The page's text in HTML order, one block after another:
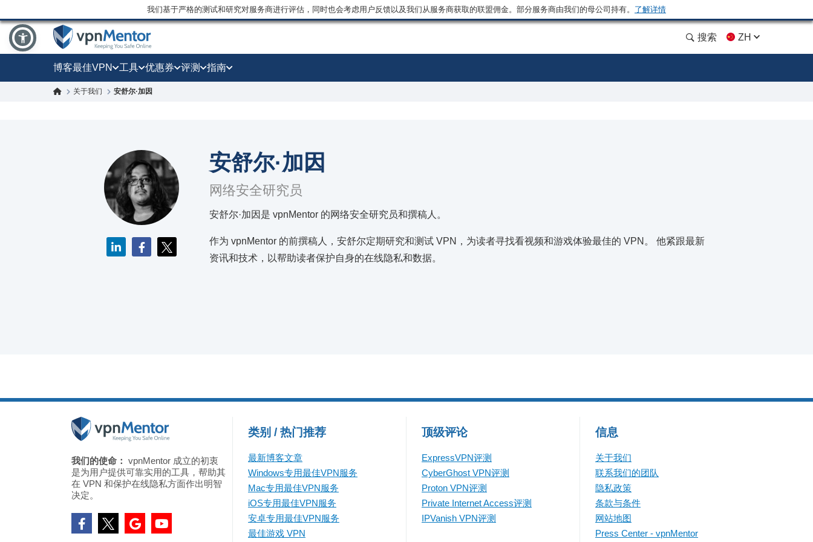
我们基于严格的测试和研究对服务商进行评估，同时也会考虑用户反馈以及我们从服务商获取的联盟佣金。部分服务商由我们的母公司持有。 了解详情
搜索 ZH
博客最佳VPN 工具 优惠券 评测 指南
关于我们 安舒尔·加因
安舒尔·加因
网络安全研究员
安舒尔·加因是 vpnMentor 的网络安全研究员和撰稿人。
作为 vpnMentor 的前撰稿人，安舒尔定期研究和测试 VPN，为读者寻找看视频和游戏体验最佳的 VPN。 他紧跟最新
资讯和技术，以帮助读者保护自身的在线隐私和数据。
我们的使命： vpnMentor 成立的初衷
是为用户提供可靠实用的工具，帮助其
在 VPN 和保护在线隐私方面作出明智
决定。
类别 / 热门推荐
最新博客文章
Windows专用最佳VPN服务
Mac专用最佳VPN服务
iOS专用最佳VPN服务
安卓专用最佳VPN服务
最佳游戏 VPN
顶级评论
ExpressVPN评测
CyberGhost VPN评测
Proton VPN评测
Private Internet Access评测
IPVanish VPN评测
信息
关于我们
联系我们的团队
隐私政策
条款与条件
网站地图
Press Center - vpnMentor